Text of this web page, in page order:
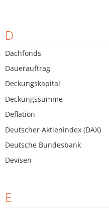
D
Dachfonds
Dauerauftrag
Deckungskapital
Deckungssumme
Deflation
Deutscher Aktienindex (DAX)
Deutsche Bundesbank
Devisen
E